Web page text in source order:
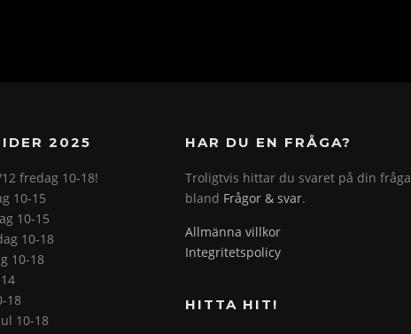
2025
fredag 10-18!
10-15
10-15
10-18
10-18
18
10-18
HAR DU EN FRÅGA?
Troligtvis hittar du svaret på din fråga
bland Frågor & svar.
Allmänna villkor
Integritetspolicy
HITTA HIT!